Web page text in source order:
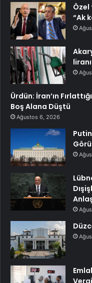
Özel
“Ak
Ürdün: İran’ın
Boş Alana Düştü
Ağustos 6, 2026